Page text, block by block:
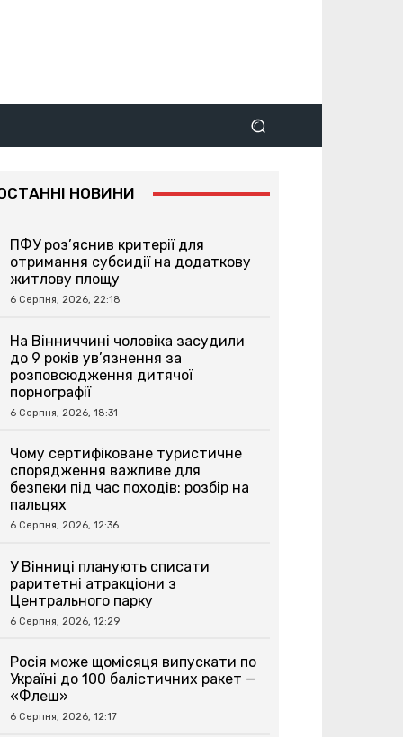
НОВИНИ
ПФУ роз’яснив критерії для
отримання субсидії на додаткову
житлову площу
6 Серпня, 2026, 22:18
На Вінниччині чоловіка засудили
до 9 років ув’язнення за
розповсюдження дитячої
порнографії
6 Серпня, 2026, 18:31
Чому сертифіковане туристичне
спорядження важливе для
безпеки під час походів: розбір на
пальцях
6 Серпня, 2026, 12:36
У Вінниці планують списати
раритетні атракціони з
Центрального парку
6 Серпня, 2026, 12:29
Росія може щомісяця випускати по
Україні до 100 балістичних ракет —
«Флеш»
6 Серпня, 2026, 12:17